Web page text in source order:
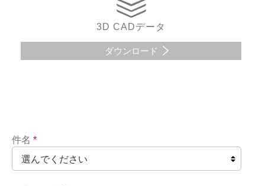
3D CADデータ
ダウンロード
件名 *